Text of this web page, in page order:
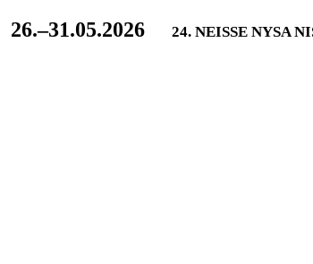
26.–31.05.2026 24. NEISSE NYSA